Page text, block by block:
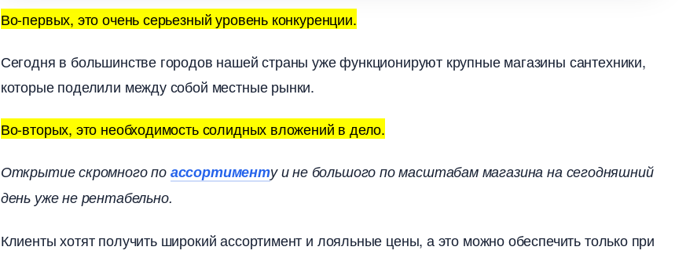
о-первых, это очень серьезный уровень конкуренции.
Сегодня в большинстве городов нашей страны уже функционируют крупные магазины сантехники,
которые поделили между собой местные рынки.
о-вторых, это необходимость солидных вложений в дело.
Открытие скромного по ассортименту и не большого по масштабам магазина на сегодняшний
день уже не рентабельно.
Клиенты хотят получить широкий ассортимент и лояльные цены, а это можно обеспечить только при